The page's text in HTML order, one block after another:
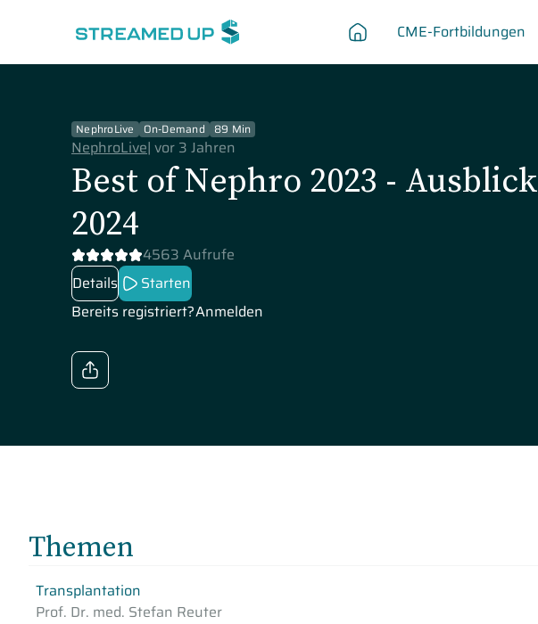
CME-Fortbildungen
NephroLive On-Demand 89 Min
NephroLive| vor 3 Jahren
Best of Nephro 2023 - Ausblick
2024
4563 Aufrufe
Details
Starten
Bereits registriert?Anmelden
Themen
Transplantation
Prof. Dr. med. Stefan Reuter